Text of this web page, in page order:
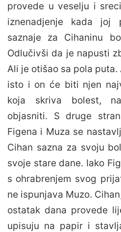
provede u veselju i
iznenadjenje kada joj
saznaje za Cihaninu
Odlučivši da je napusti
Ali je otišao sa pola
isto i on će biti njen
koja skriva bolest,
objasniti. S druge
Figena i Muza se
Cihan sazna za svoju
svoje stare dane. Iako
s ohrabrenjem svog
ne ispunjava Muzo.
ostatak dana provede
upisuju na papir i